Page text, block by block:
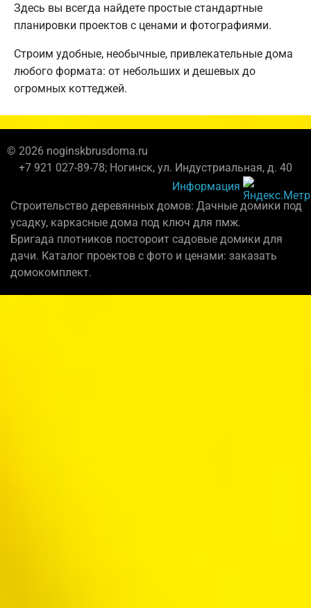
Здесь вы всегда найдете простые стандартные
планировки проектов с ценами и фотографиями.
Строим удобные, необычные, привлекательные дома
любого формата: от небольших и дешевых до
огромных коттеджей.
© 2026 noginskbrusdoma.ru
+7 921 027-89-78; Ногинск, ул. Индустриальная, д. 40
Информация
Строительство деревянных домов: Дачные домики под
усадку, каркасные дома под ключ для пмж.
Бригада плотников постороит садовые домики для
дачи. Каталог проектов с фото и ценами: заказать
домокомплект.